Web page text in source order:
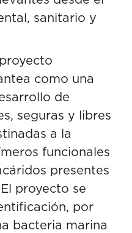
sanitario y
como una
de
seguras y libres
a la
funcionales
presentes
proyecto se
por
bacteria marina